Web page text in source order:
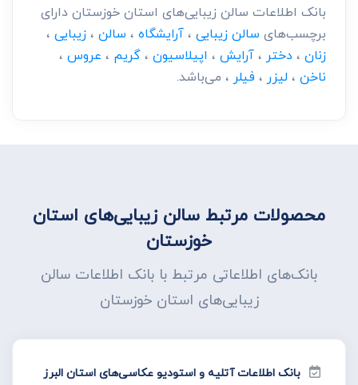
بانک اطلاعات سالن زیبایی‌های استان خوزستان دارای
برچسب‌های سالن زیبایی ،آرایشگاه ، سالن ،زیبایی ،
زنان ،دختر ،آرایش ، اپیلاسیون ،گریم ، عروس ،
ناخن ،لیزر ، فیلر ، می‌باشد.
محصولات مرتبط سالن زیبایی‌های استان
خوزستان
بانک‌های اطلاعاتی مرتبط با بانک اطلاعات سالن
زیبایی‌های استان خوزستان
بانک اطلاعات آتلیه و استودیو عکاسی‌های استان البرز